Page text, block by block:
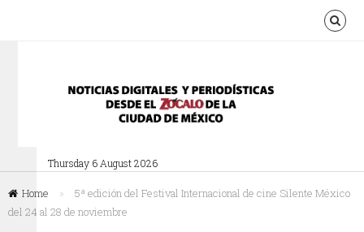
Thursday 6 August 2026
Home »
5ª edición del Festival Internacional de cine Silente México
del 24 al 28 de noviembre